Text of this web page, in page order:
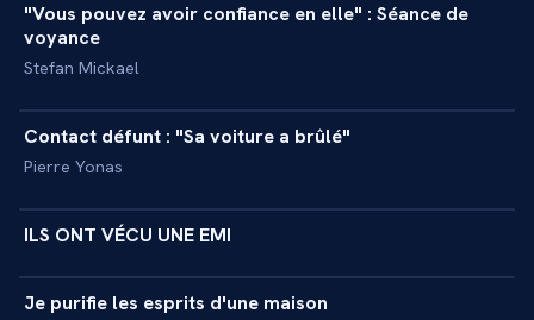
REPORTAGE
"Vous pouvez avoir confiance en elle" : Séance de
voyance
Stefan Mickael
REPORTAGE
Contact défunt : "Sa voiture a brûlé"
Pierre Yonas
REPORTAGE
ILS ONT VÉCU UNE EMI
REPORTAGE
Je purifie les esprits d'une maison